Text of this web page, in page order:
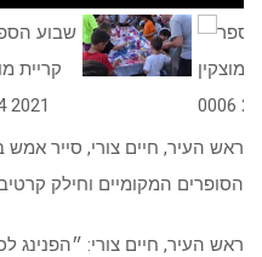
ראש העיר, חיים צורי, סייר
הסופרים המקומיים וחילק
ראש העיר, חיים צורי: